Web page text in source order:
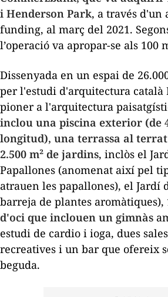
i Henderson Park, a través d'un
funding, al març del 2021.
l’operació va apropar-se als 100
Dissenyada en un espai de
per l'estudi d'arquitectura català
pioner a l'arquitectura
inclou una piscina exterior (de
longitud), una terrassa al terrat
2.500 m² de jardins, inclòs el
Papallones (anomenat així pel
atrauen les papallones), el Jardí
barreja de plantes aromàtiques),
d'oci que inclouen un gimnàs
estudi de cardio i ioga, dues
recreatives i un bar que ofereix
beguda.